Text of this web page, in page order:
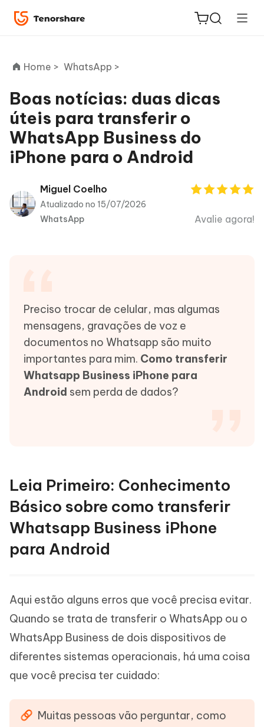
ReiBoot
for iOS
PDNob
PDF
Editor
Home > WhatsApp >
Boas notícias: duas dicas
úteis para transferir o
WhatsApp Business do
iPhone para o Android
Miguel Coelho
Atualizado no 15/07/2026
WhatsApp
Avalie agora!
Preciso trocar de celular, mas algumas
mensagens, gravações de voz e
documentos no Whatsapp são muito
importantes para mim. Como transferir
Whatsapp Business iPhone para
Android sem perda de dados?
Leia Primeiro: Conhecimento
Básico sobre como transferir
Whatsapp Business iPhone
para Android
Aqui estão alguns erros que você precisa evitar.
Quando se trata de transferir o WhatsApp ou o
WhatsApp Business de dois dispositivos de
diferentes sistemas operacionais, há uma coisa
que você precisa ter cuidado:
Muitas pessoas vão perguntar, como